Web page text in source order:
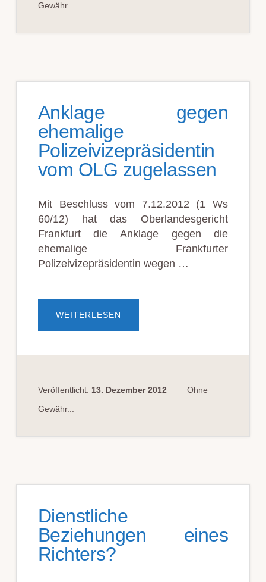
Gewähr...
Anklage gegen
ehemalige
Polizeivizepräsidentin
vom OLG zugelassen
Mit Beschluss vom 7.12.2012 (1 Ws
60/12) hat das Oberlandesgericht
Frankfurt die Anklage gegen die
ehemalige Frankfurter
Polizeivizepräsidentin wegen …
WEITERLESEN
EHEMALIGE
OLG
Veröffentlicht: 13. Dezember 2012
Ohne
Gewähr...
Dienstliche
Beziehungen eines
Richters?